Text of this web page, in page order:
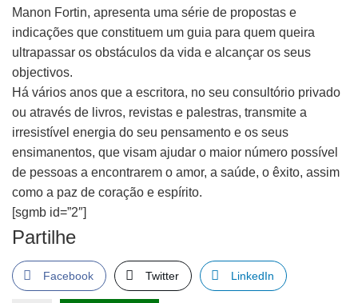
Manon Fortin, apresenta uma série de propostas e
indicações que constituem um guia para quem queira
ultrapassar os obstáculos da vida e alcançar os seus
objectivos.
Há vários anos que a escritora, no seu consultório privado
ou através de livros, revistas e palestras, transmite a
irresistível energia do seu pensamento e os seus
ensimanentos, que visam ajudar o maior número possível
de pessoas a encontrarem o amor, a saúde, o êxito, assim
como a paz de coração e espírito.
[sgmb id=”2″]
Partilhe
Facebook Twitter LinkedIn